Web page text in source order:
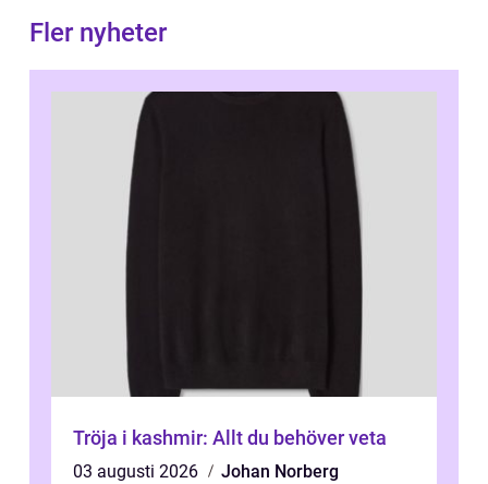
Fler nyheter
Tröja i kashmir: Allt du behöver veta
03 augusti 2026
Johan Norberg